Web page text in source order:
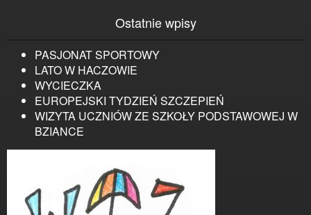
Ostatnie wpisy
PASJONAT SPORTOWY
LATO W HACZOWIE
WYCIECZKA
EUROPEJSKI TYDZIEŃ SZCZEPIEŃ
WIZYTA UCZNIÓW ZE SZKOŁY PODSTAWOWEJ W
BZIANCE